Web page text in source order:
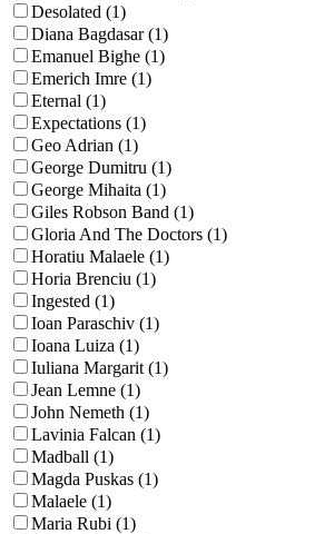
Desolated (1)
Diana Bagdasar (1)
Emanuel Bighe (1)
Emerich Imre (1)
Eternal (1)
Expectations (1)
Geo Adrian (1)
George Dumitru (1)
George Mihaita (1)
Giles Robson Band (1)
Gloria And The Doctors (1)
Horatiu Malaele (1)
Horia Brenciu (1)
Ingested (1)
Ioan Paraschiv (1)
Ioana Luiza (1)
Iuliana Margarit (1)
Jean Lemne (1)
John Nemeth (1)
Lavinia Falcan (1)
Madball (1)
Magda Puskas (1)
Malaele (1)
Maria Rubi (1)